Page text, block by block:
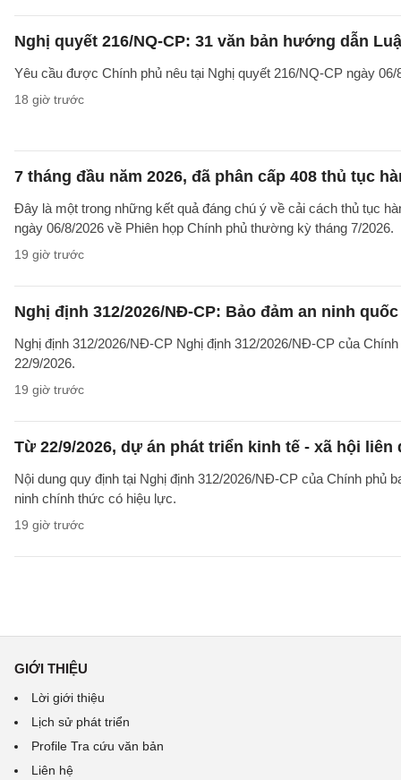
Nghị quyết 216/NQ-CP: 31 văn bản hướng dẫn
Yêu cầu được Chính phủ nêu tại Nghị quyết 216/NQ-CP ngày
18 giờ trước
7 tháng đầu năm 2026, đã phân cấp 408 thủ tục
Đây là một trong những kết quả đáng chú ý về cải cách thủ tục
ngày 06/8/2026 về Phiên họp Chính phủ thường kỳ tháng 7/2026.
19 giờ trước
Nghị định 312/2026/NĐ-CP: Bảo đảm an ninh
Nghị định 312/2026/NĐ-CP Nghị định 312/2026/NĐ-CP của
22/9/2026.
19 giờ trước
Từ 22/9/2026, dự án phát triển kinh tế - xã hội
Nội dung quy định tại Nghị định 312/2026/NĐ-CP của Chính phủ
ninh chính thức có hiệu lực.
19 giờ trước
GIỚI THIỆU
Lời giới thiệu
Lịch sử phát triển
Profile Tra cứu văn bản
Liên hệ